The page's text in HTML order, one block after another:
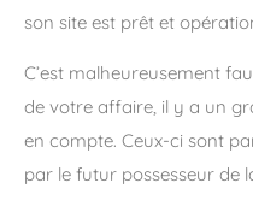
son site est prêt et
C’est malheureusement
de votre affaire, il y a un
en compte. Ceux-ci sont
par le futur possesseur de